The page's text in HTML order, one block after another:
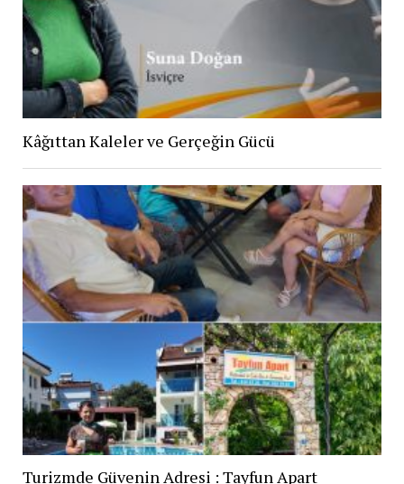
Kâğıttan Kaleler ve Gerçeğin Gücü
Turizmde Güvenin Adresi : Tayfun Apart